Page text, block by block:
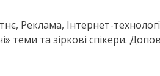
Реклама, Інтернет-
теми та зіркові спікери.